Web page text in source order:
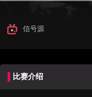
信号源
比赛介绍